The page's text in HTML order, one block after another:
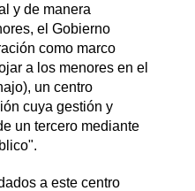
y de manera
el Gobierno
como marco
a los menores en el
un centro
cuya gestión y
un tercero mediante
a este centro